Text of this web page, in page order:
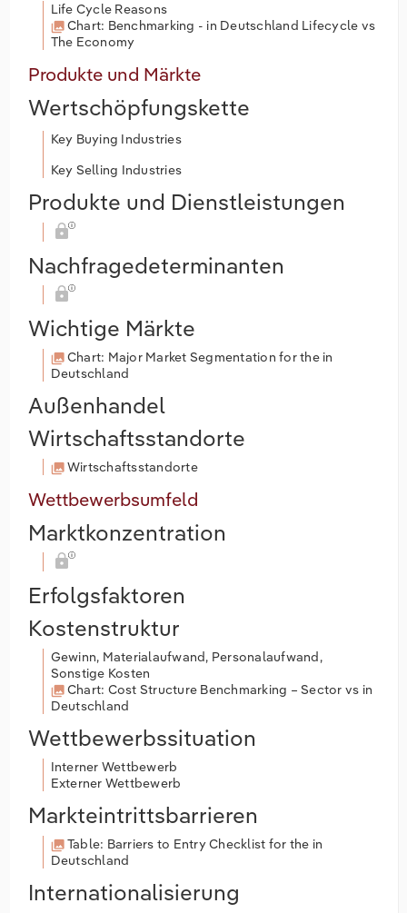
Life Cycle Reasons
Chart: Benchmarking - in Deutschland Lifecycle vs
The Economy
Produkte und Märkte
Wertschöpfungskette
Key Buying Industries
Key Selling Industries
Produkte und Dienstleistungen
Nachfragedeterminanten
Wichtige Märkte
Chart: Major Market Segmentation for the in
Deutschland
Außenhandel
Wirtschaftsstandorte
Wirtschaftsstandorte
Wettbewerbsumfeld
Marktkonzentration
Erfolgsfaktoren
Kostenstruktur
Gewinn, Materialaufwand, Personalaufwand,
Sonstige Kosten
Chart: Cost Structure Benchmarking – Sector vs in
Deutschland
Wettbewerbssituation
Interner Wettbewerb
Externer Wettbewerb
Markteintrittsbarrieren
Table: Barriers to Entry Checklist for the in
Deutschland
Internationalisierung